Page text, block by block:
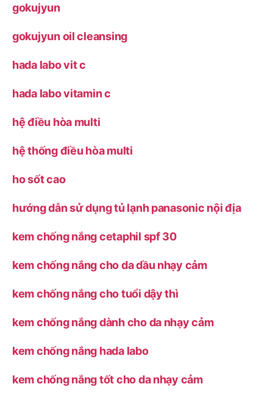
gokujyun
gokujyun oil cleansing
hada labo vit c
hada labo vitamin c
hệ điều hòa multi
hệ thống điều hòa multi
ho sốt cao
hướng dẫn sử dụng tủ lạnh panasonic nội địa
kem chống nắng cetaphil spf 30
kem chống nắng cho da dầu nhạy cảm
kem chống nắng cho tuổi dậy thì
kem chống nắng dành cho da nhạy cảm
kem chống nắng hada labo
kem chống nắng tốt cho da nhạy cảm